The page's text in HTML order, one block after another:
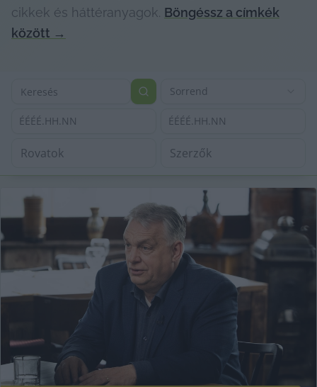
cikkek és háttéranyagok. Böngéssz a címkék
között →
Sorrend
ÉÉÉÉ.HH.NN ÉÉÉÉ.HH.NN